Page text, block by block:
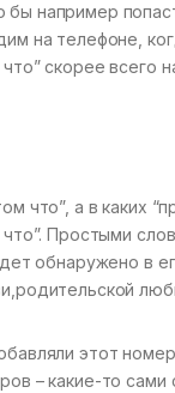
например
на телефоне,
скорее всего
что”, а в каких
Простыми
обнаружено в
этот
– какие-то